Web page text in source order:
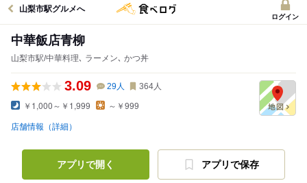
山梨市駅グルメへ
ログイン
中華飯店青柳
山梨市駅/中華料理､ ラーメン､ かつ丼
3.09 29人 364人
￥1,000～￥1,999 ～￥999
店舗情報（詳細）
アプリで開く アプリで保存